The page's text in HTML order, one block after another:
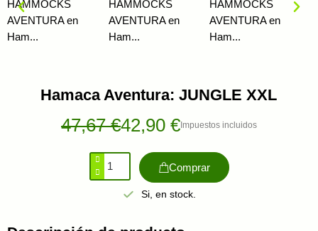
Hamaca Aventura: JUNGLE XXL
47,67 €42,90 € Impuestos incluidos
Comprar
Si, en stock.